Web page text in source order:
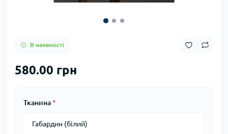
В наявності
580.00 грн
Тканина*